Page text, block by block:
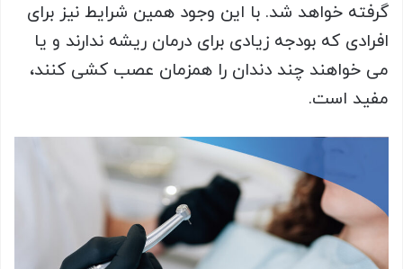
گرفته خواهد شد. با این وجود همین شرایط نیز برای
افرادی که بودجه زیادی برای درمان ریشه ندارند و یا
می خواهند چند دندان را همزمان عصب کشی کنند،
مفید است.